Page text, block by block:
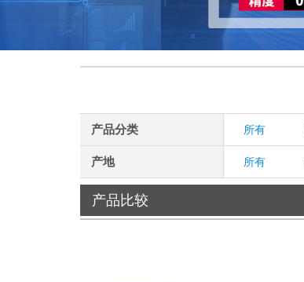
产品分类 所有
产地 所有
产品比较